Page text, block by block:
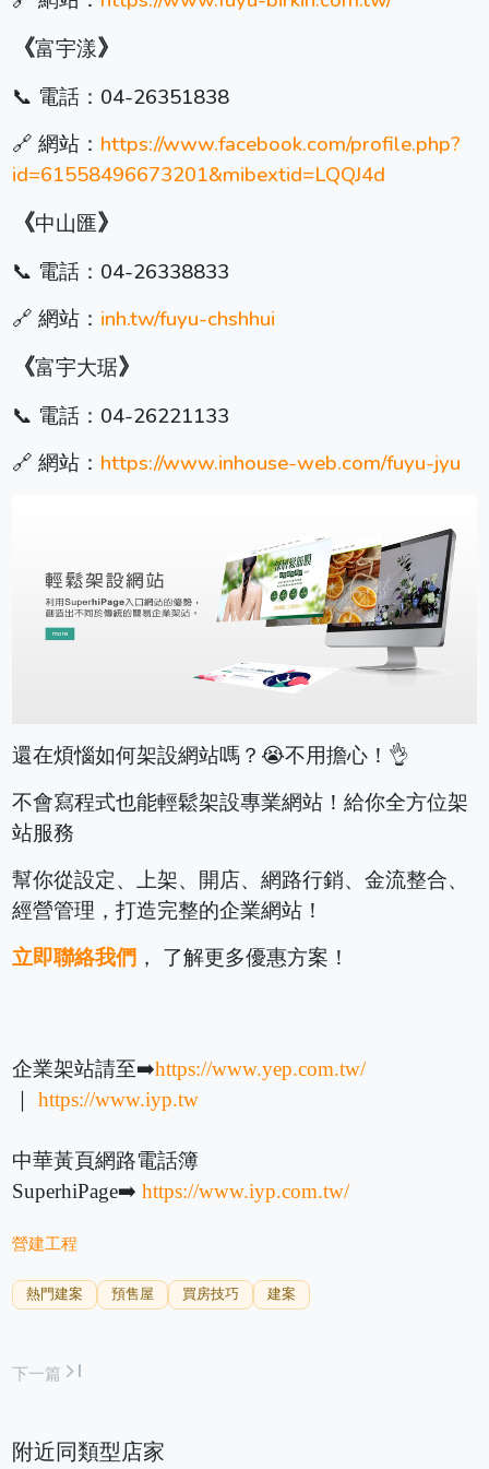
《富宇漾》
📞 電話： 04-26351838
🔗 網站： https://www.facebook.com/profile.php?
id=61558496673201&mibextid=LQQJ4d
《中山匯》
📞 電話： 04-26338833
🔗 網站： inh.tw/fuyu-chshhui
《富宇大琚》
📞 電話： 04-26221133
🔗 網站： https://www.inhouse-web.com/fuyu-jyu
還在煩惱如何架設網站嗎？😭不用擔心！👌
不會寫程式也能輕鬆架設專業網站！給你全方位架
站服務
幫你從設定、上架、開店、網路行銷、金流整合、
經營管理，打造完整的企業網站！
立即聯絡我們 ， 了解更多優惠方案！
企業架站請至➡️https://www.yep.com.tw/
｜https://www.iyp.tw
中華黃頁網路電話簿
SuperhiPage➡️https://www.iyp.com.tw/
營建工程
熱門建案 預售屋 買房技巧 建案
下一篇 last_page
附近同類型店家